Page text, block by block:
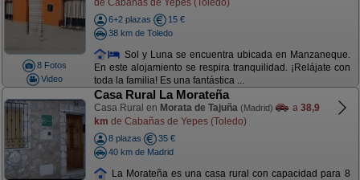
8 Fotos
Video
de Cabañas de Yepes (Toledo)
6+2 plazas
15 €
38 km de Toledo
Sol y Luna se encuentra ubicada en Manzaneque.
En este alojamiento se respira tranquilidad. ¡Relájate con
toda la familia! Es una fantástica ...
Casa Rural La Morateña
Casa Rural en Morata de Tajuña (Madrid) a 38,9
km de Cabañas de Yepes (Toledo)
8 plazas
35 €
40 km de Madrid
La Morateña es una casa rural con capacidad para 8